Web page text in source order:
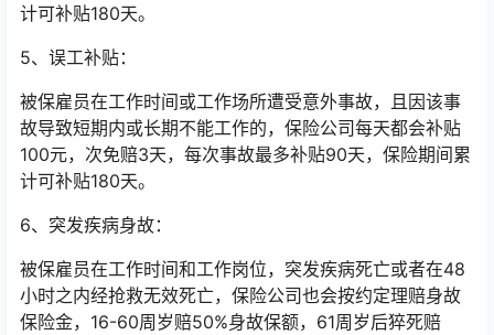
计可补贴180天。
5、误工补贴：
被保雇员在工作时间或工作场所遭受意外事故，且因该事
故导致短期内或长期不能工作的，保险公司每天都会补贴
100元，次免赔3天，每次事故最多补贴90天，保险期间累
计可补贴180天。
6、突发疾病身故：
被保雇员在工作时间和工作岗位，突发疾病死亡或者在48
小时之内经抢救无效死亡，保险公司也会按约定理赔身故
保险金，16-60周岁赔50%身故保额，61周岁后猝死赔